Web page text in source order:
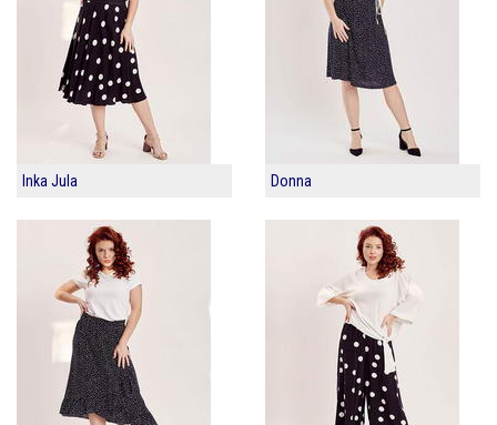
Inka Jula Donna